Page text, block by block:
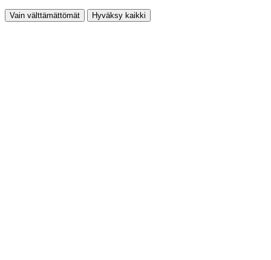
Vain välttämättömät Hyväksy kaikki